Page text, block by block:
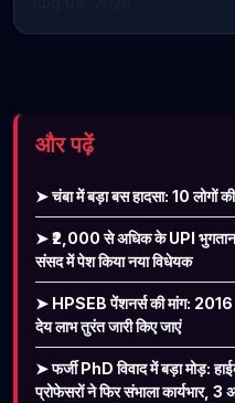
और पढ़ें
➤ चंबा में बड़ा बस हादसा: 10 लोगों
➤ ₹2,000 से अधिक के UPI
संसद में पेश किया नया विधेयक
➤ HPSEB पेंशनर्स की मांग: 2016
देय लाभ तुरंत जारी किए जाएं
➤ फर्जी PhD विवाद में बड़ा मोड़:
प्रोफेसरों ने फिर संभाला कार्यभार, 3